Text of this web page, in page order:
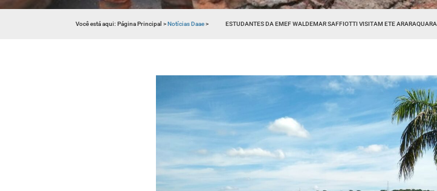
Você está aqui:Página Principal>Notícias Daae> ​ESTUDANTES DA EMEF WALDEMAR SAFFIOTTI ​VISITAM ETE ARARAQUARA